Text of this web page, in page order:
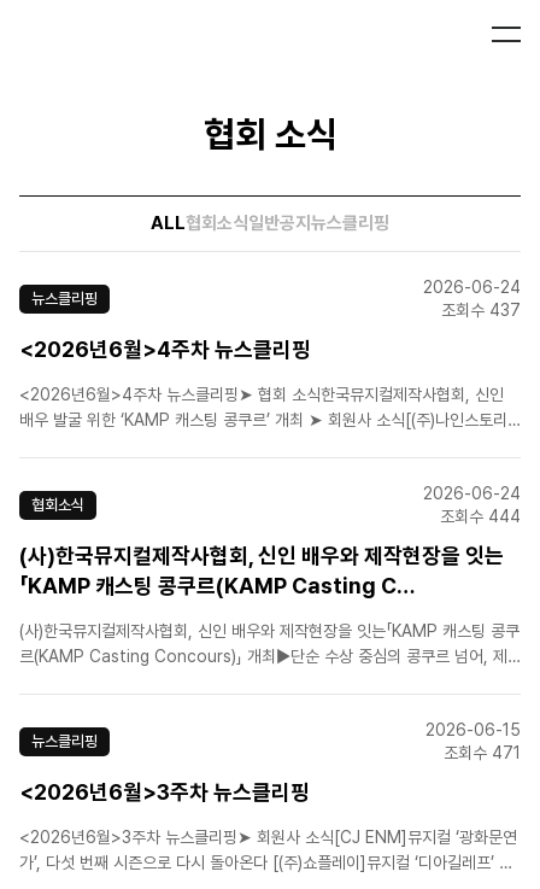
협회 소식
ALL협회소식일반공지 뉴스클리핑
뉴스클리핑
2026-06-24
조회수 437
<2026년6월>4주차 뉴스클리핑
<2026년6월>4주차 뉴스클리핑➤ 협회 소식한국뮤지컬제작사협회, 신인
배우 발굴 위한 ‘KAMP 캐스팅 콩쿠르’ 개최 ➤ 회원사 소식[(주)나인스토리]
틴/2026.6.23-2026..
협회소식
2026-06-24
조회수 444
(사)한국뮤지컬제작사협회, 신인 배우와 제작현장을 잇는
「KAMP 캐스팅 콩쿠르(KAMP Casting C…
(사)한국뮤지컬제작사협회, 신인 배우와 제작현장을 잇는「KAMP 캐스팅 콩쿠
르(KAMP Casting Concours)」 개최▶단순 수상 중심의 콩쿠르 넘어, 제
뮤지컬 시장으로 진입할 수 있는 새로운 접점을 ..
뉴스클리핑
2026-06-15
조회수 471
<2026년6월>3주차 뉴스클리핑
<2026년6월>3주차 뉴스클리핑➤ 회원사 소식[CJ ENM]뮤지컬 ‘광화문연
가’, 다섯 번째 시즌으로 다시 돌아온다 [(주)쇼플레이]뮤지컬 ‘디아길레프’ 삼